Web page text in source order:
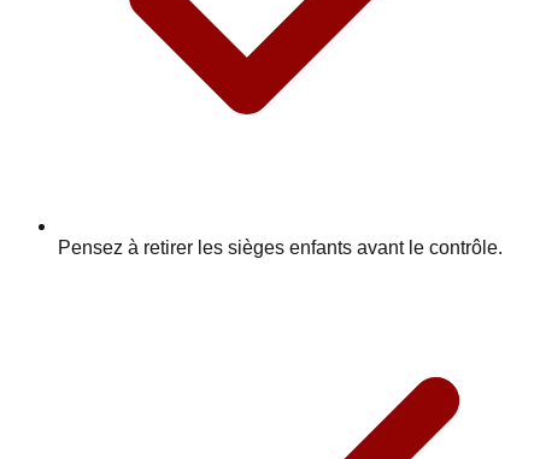
Pensez à retirer les sièges enfants avant le contrôle.